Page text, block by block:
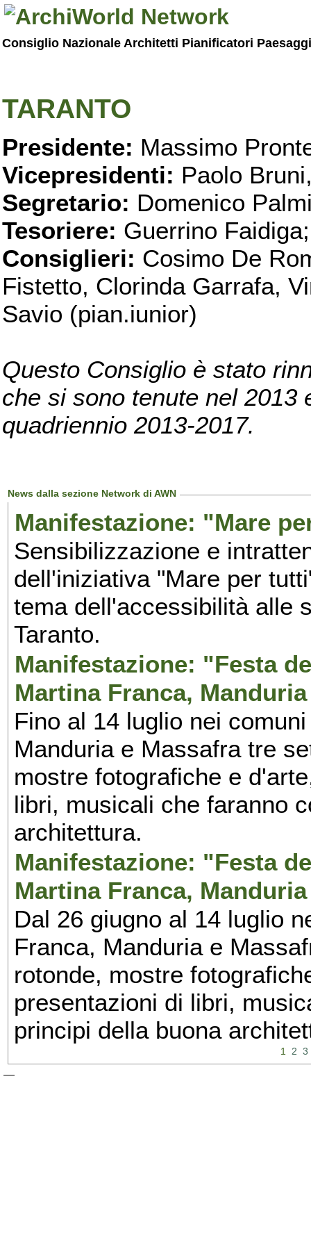
Consiglio Nazionale Architetti Pianificatori
TARANTO
Presidente: Massimo
Vicepresidenti: Paolo
Segretario: Domenico
Tesoriere: Guerrino Faidiga;
Consiglieri: Cosimo De
Fistetto, Clorinda Garrafa,
Savio (pian.iunior)
Questo Consiglio è stato
che si sono tenute nel 2013
quadriennio 2013-2017.
News dalla sezione Network di AWN
Manifestazione: "Mare
Sensibilizzazione e
dell'iniziativa "Mare per
tema dell'accessibilità alle
Taranto.
Manifestazione: "Festa
Martina Franca,
Fino al 14 luglio nei
Manduria e Massafra tre
mostre fotografiche e
libri, musicali che faranno
architettura.
Manifestazione: "Festa
Martina Franca,
Dal 26 giugno al 14 luglio
Franca, Manduria e
rotonde, mostre
presentazioni di libri,
principi della buona
1 2 3